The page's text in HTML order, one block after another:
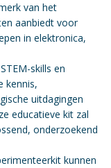
van het
aanbiedt voor
in elektronica,
skills en
kennis,
uitdagingen
educatieve kit zal
onderzoekend
kunnen